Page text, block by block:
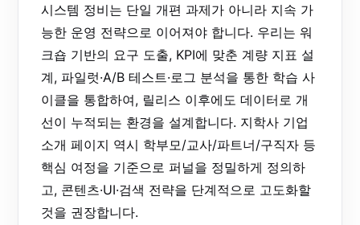
시스템 정비는 단일 개편 과제가 아니라 지속 가
능한 운영 전략으로 이어져야 합니다. 우리는 워
크숍 기반의 요구 도출, KPI에 맞춘 계량 지표 설
계, 파일럿·A/B 테스트·로그 분석을 통한 학습 사
이클을 통합하여, 릴리스 이후에도 데이터로 개
선이 누적되는 환경을 설계합니다. 지학사 기업
소개 페이지 역시 학부모/교사/파트너/구직자 등
핵심 여정을 기준으로 퍼널을 정밀하게 정의하
고, 콘텐츠·UI·검색 전략을 단계적으로 고도화할
것을 권장합니다.